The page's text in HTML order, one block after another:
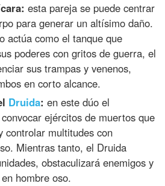
esta pareja se puede centrar
para generar un altísimo daño.
actúa como el tanque que
poderes con gritos de guerra, el
sus trampas y venenos,
en corto alcance.
Druida: en este dúo el
ejércitos de muertos que
controlar multitudes con
Mientras tanto, el Druida
obstaculizará enemigos y
hombre oso.